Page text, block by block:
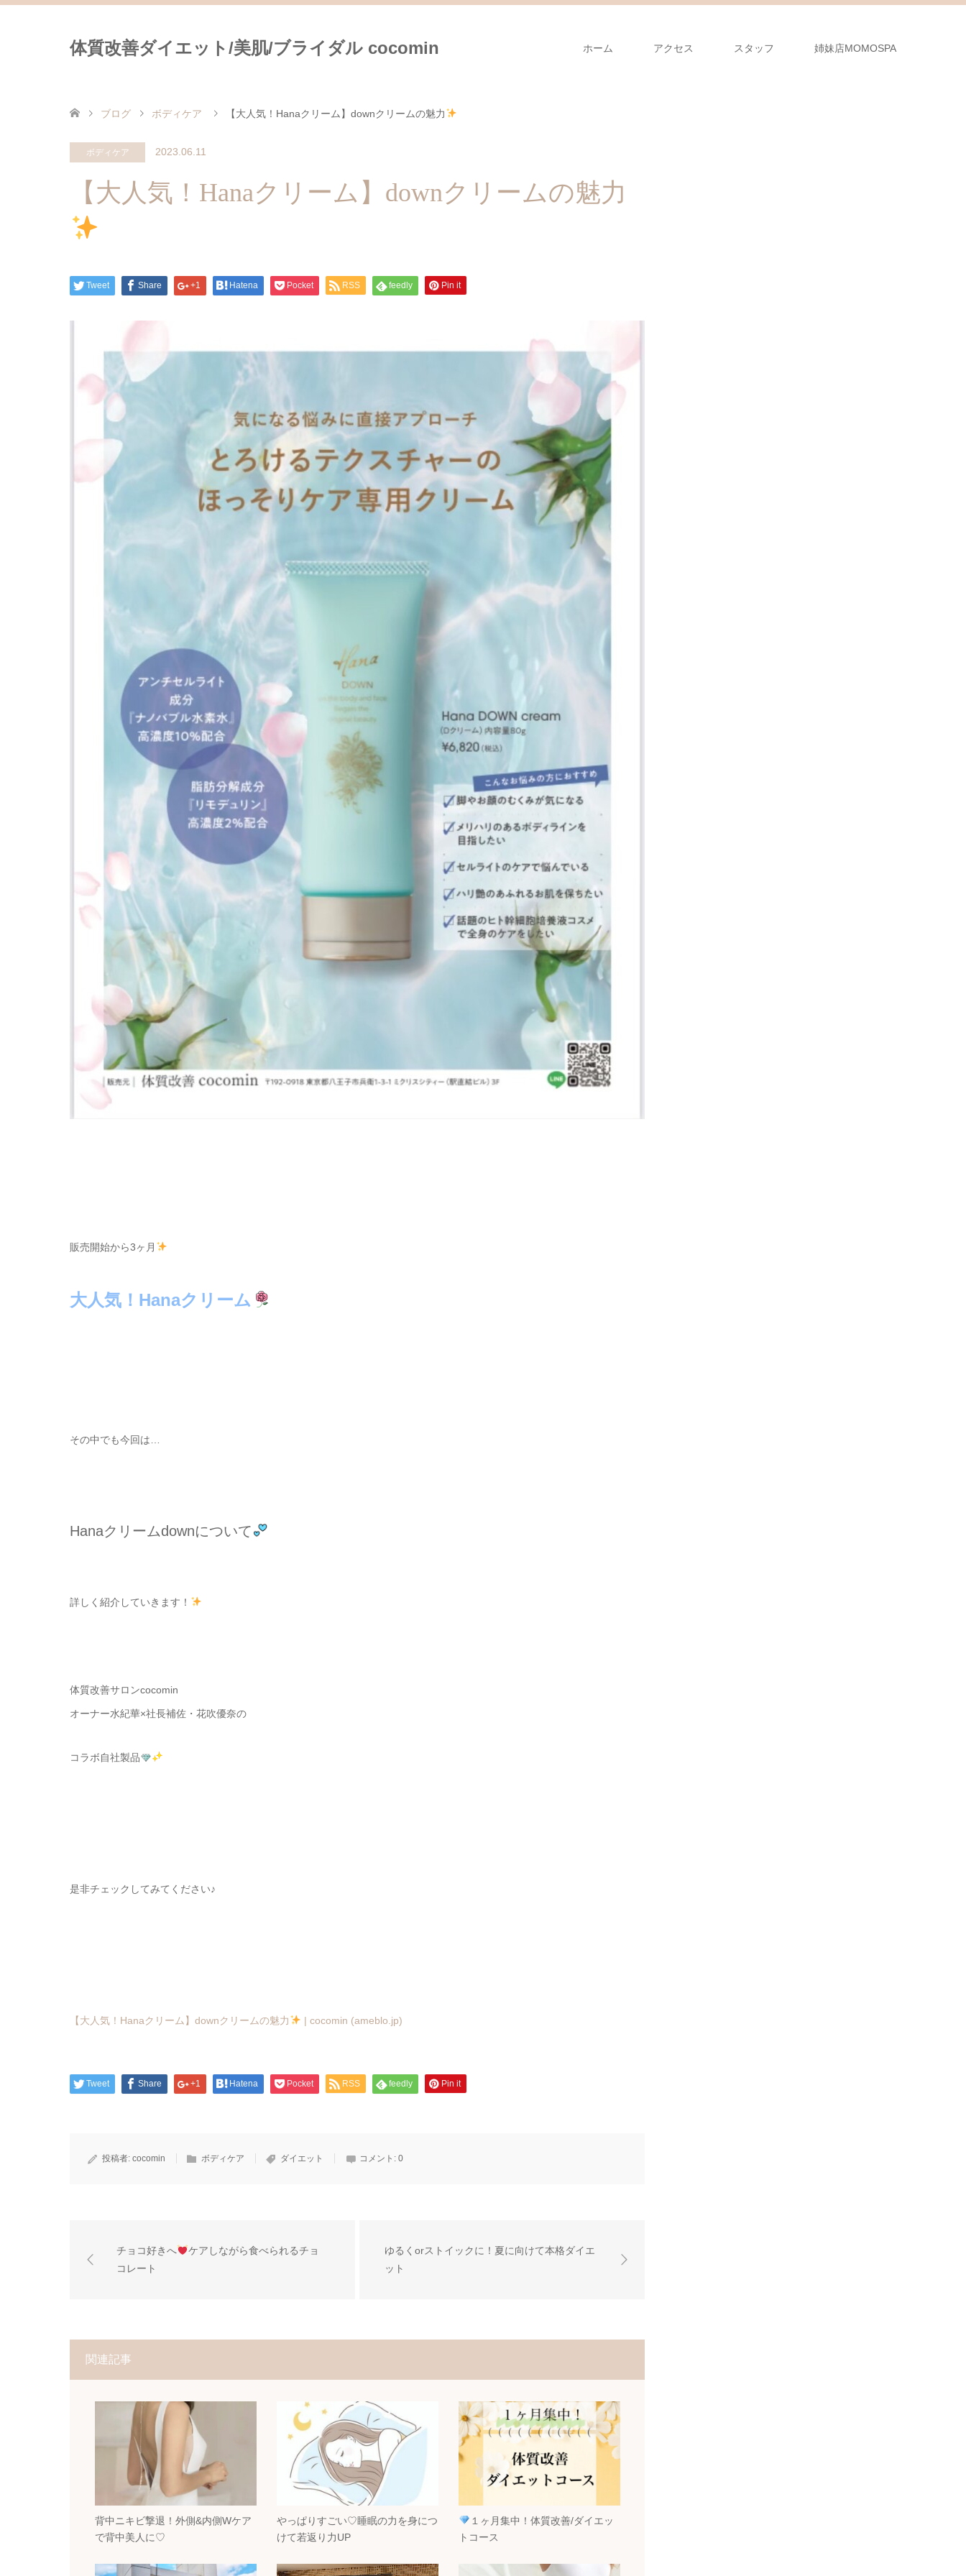
体質改善ダイエット/美肌/ブライダル cocomin ホーム アクセス スタッフ 姉妹店MOMOSPA
ブログ ボディケア 【大人気！Hanaクリーム】downクリームの魅力
ボディケア 2023.06.11
【大人気！Hanaクリーム】downクリームの魅力
Tweet Share +1 Hatena Pocket RSS feedly Pin it
販売開始から3ヶ月
大人気！Hanaクリーム
その中でも今回は…
Hanaクリームdownについて
詳しく紹介していきます！
体質改善サロンcocomin
オーナー水紀華×社長補佐・花吹優奈の
コラボ自社製品
是非チェックしてみてください♪
【大人気！Hanaクリーム】downクリームの魅力 | cocomin (ameblo.jp)
Tweet Share +1 Hatena Pocket RSS feedly Pin it
投稿者: cocomin ボディケア ダイエット コメント: 0
チョコ好きへ
ケアしながら食べられるチョ
コレート
ゆるくorストイックに！夏に向けて本格ダイエ
ット
関連記事
背中ニキビ撃退！外側&内側Wケア
で背中美人に♡
やっぱりすごい♡睡眠の力を身につ
けて若返り力UP
１ヶ月集中！体質改善/ダイエッ
トコース